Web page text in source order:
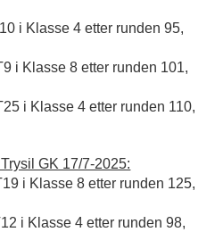
4 etter runden 95,
8 etter runden 101,
4 etter runden 110,
GK 17/7-2025:
8 etter runden 125,
4 etter runden 98,